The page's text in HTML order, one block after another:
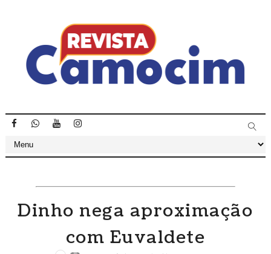
Dinho nega aproximação
com Euvaldete